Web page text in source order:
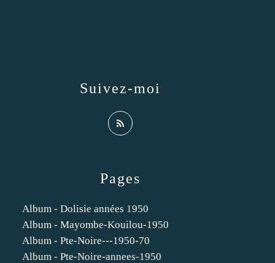
Pages
Album - Dolisie années 1950
Album - Mayombe-Kouilou-1950
Album - Pte-Noire---1950-70
Album - Pte-Noire-annees-1950
Suivez-moi